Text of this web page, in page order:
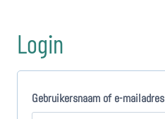
Login
Gebruikersnaam of e-mailadres